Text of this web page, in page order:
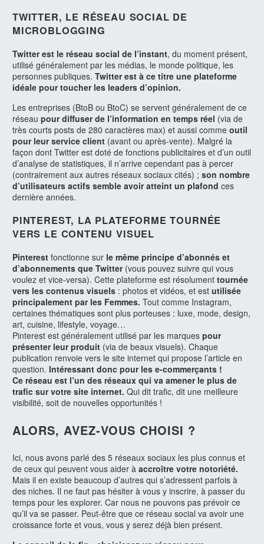
TWITTER, LE RÉSEAU SOCIAL DE
MICROBLOGGING
Twitter est le réseau social de l’instant, du moment présent,
utilisé généralement par les médias, le monde politique, les
personnes publiques. Twitter est à ce titre une plateforme
idéale pour toucher les leaders d’opinion.
Les entreprises (BtoB ou BtoC) se servent généralement de ce
réseau pour diffuser de l’information en temps réel (via de
très courts posts de 280 caractères max) et aussi comme outil
pour leur service client (avant ou après-vente). Malgré la
façon dont Twitter est doté de fonctions publicitaires et d’un outil
d’analyse de statistiques, il n’arrive cependant pas à percer
(contrairement aux autres réseaux sociaux cités) ; son nombre
d’utilisateurs actifs semble avoir atteint un plafond ces
dernière années.
PINTEREST, LA PLATEFORME TOURNÉE
VERS LE CONTENU VISUEL
Pinterest fonctionne sur le même principe d’abonnés et
d’abonnements que Twitter(vous pouvez suivre qui vous
voulez et vice-versa). Cette plateforme est résolument tournée
vers les contenus visuels : photos et vidéos, et est utilisée
principalement par les Femmes. Tout comme Instagram,
certaines thématiques sont plus porteuses : luxe, mode, design,
art, cuisine, lifestyle, voyage…
Pinterest est généralement utilisé par les marques pour
présenter leur produit (via de beaux visuels). Chaque
publication renvoie vers le site internet qui propose l’article en
question. Intéressant donc pour les e-commerçants !
Ce réseau est l’un des réseaux qui va amener le plus de
trafic sur votre site internet. Qui dit trafic, dit une meilleure
visibilité, soit de nouvelles opportunités !
ALORS, AVEZ-VOUS CHOISI ?
Ici, nous avons parlé des 5 réseaux sociaux les plus connus et
de ceux qui peuvent vous aider à accroître votre notoriété.
Mais il en existe beaucoup d’autres qui s’adressent parfois à
des niches. Il ne faut pas hésiter à vous y inscrire, à passer du
temps pour les explorer. Car nous ne pouvons pas prévoir ce
qu’il va se passer. Peut-être que ce réseau social va avoir une
croissance forte et vous, vous y serez déjà bien présent.